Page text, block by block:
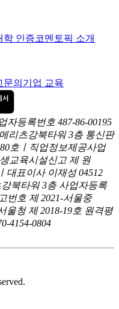
학 인증코멘토픽 소개
문의 기업 교육
등록번호 487-86-00195
리츠강북타워 3층 통신판
호ㅣ직업정보제공사업
교육시설신고 제 원
대표이사 이재성 04512
북타워 3층 사업자등록
번호 제 2021-서울중
울청 제 2018-19호 원격평
4154-0804